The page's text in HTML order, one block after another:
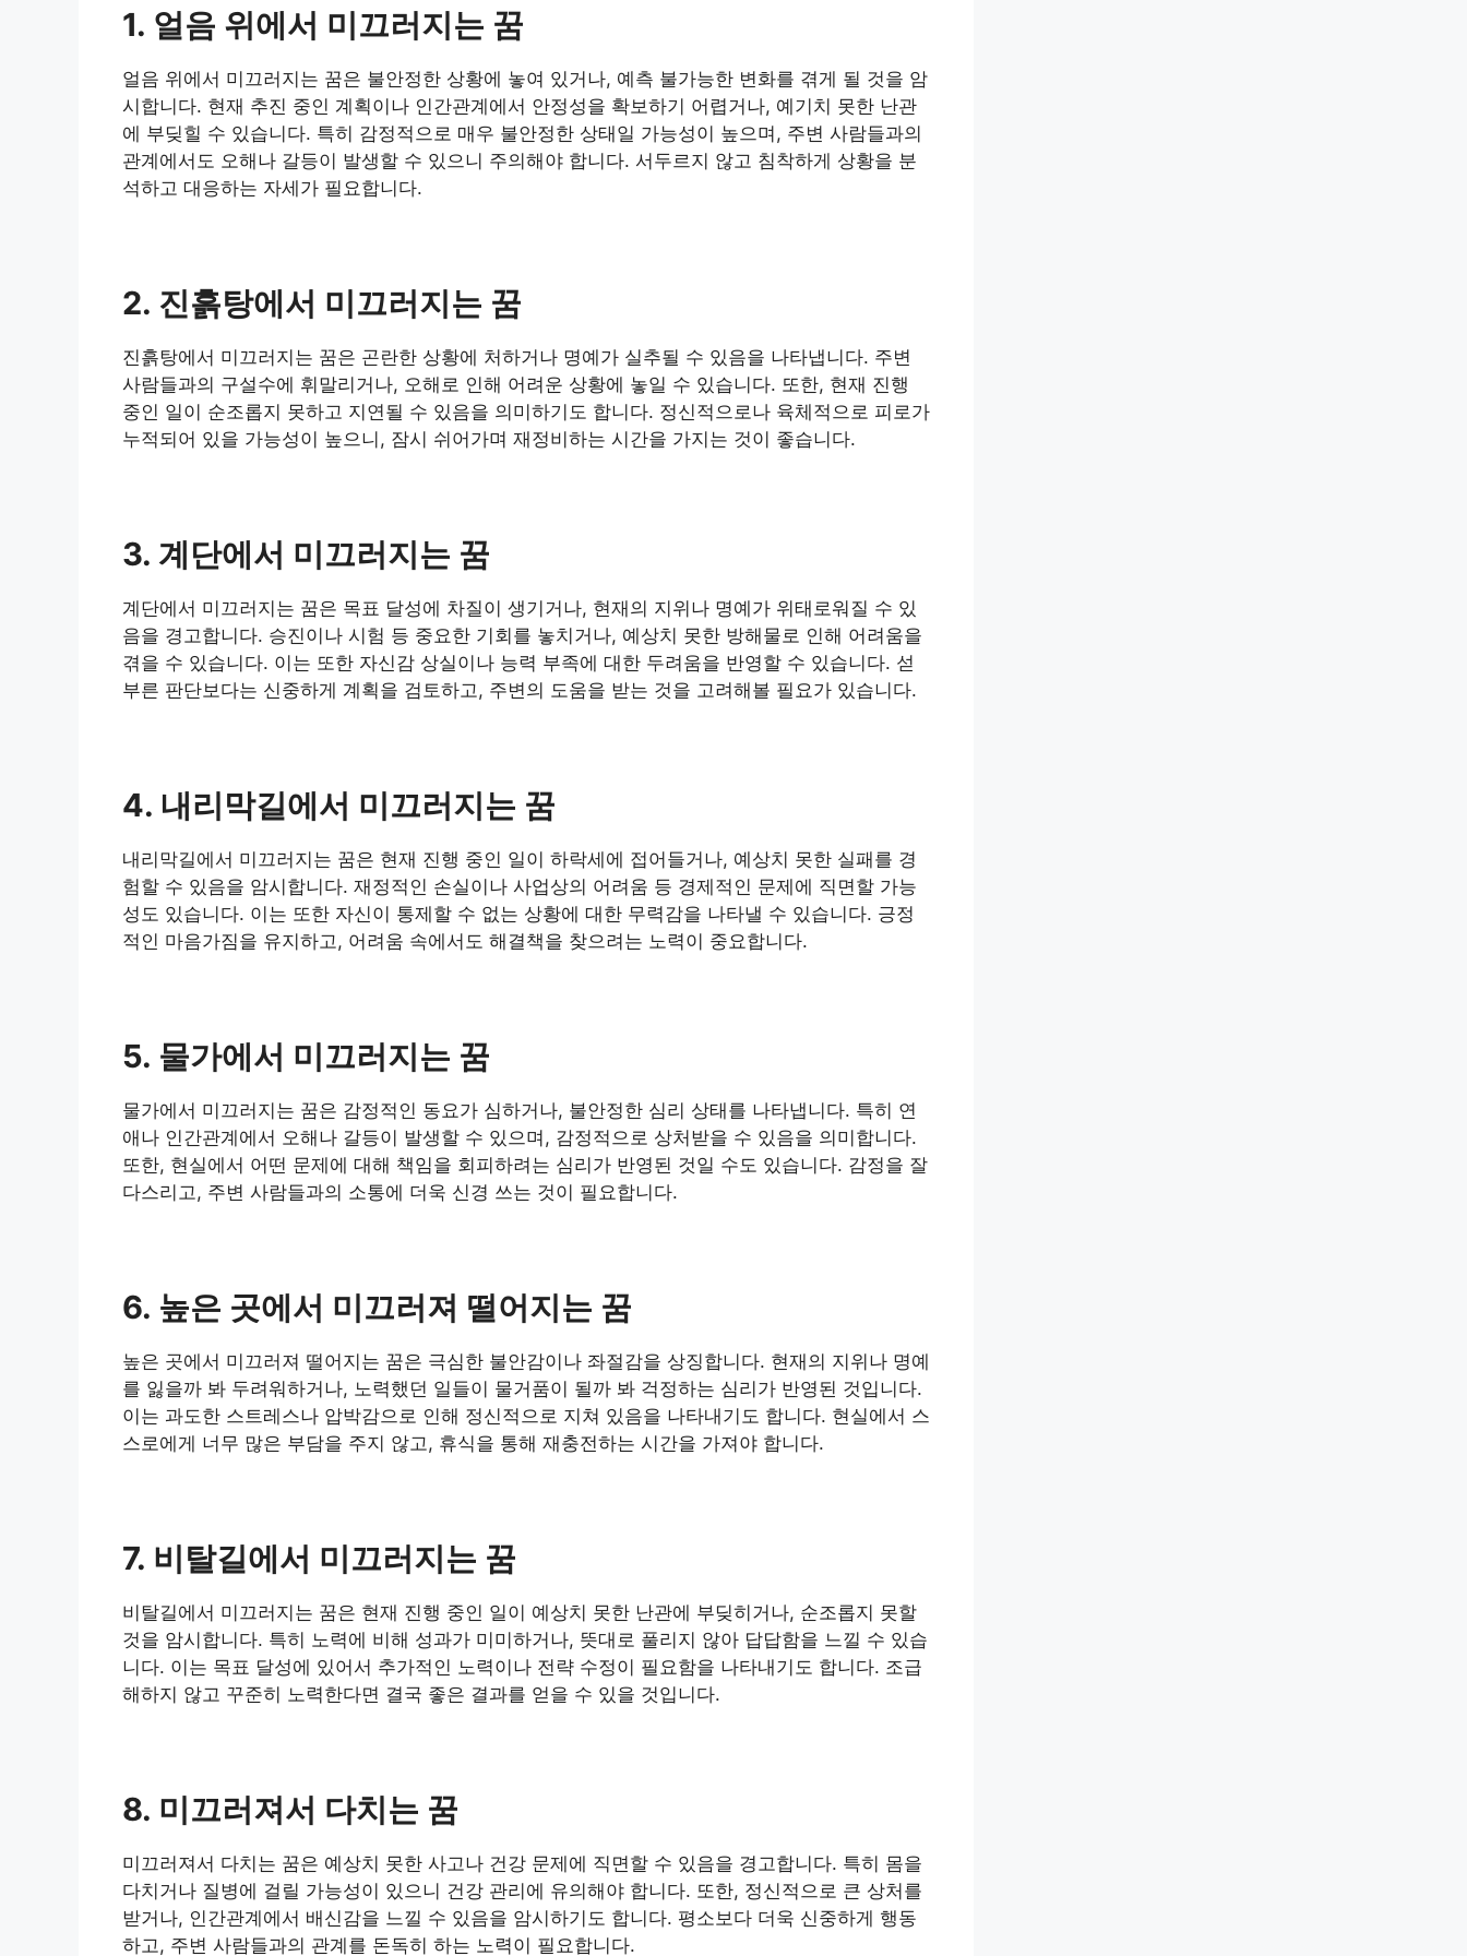
1. 얼음 위에서 미끄러지는 꿈
얼음 위에서 미끄러지는 꿈은 불안정한 상황에 놓여 있거나, 예측 불가능한 변화를 겪게 될 것을 암
시합니다. 현재 추진 중인 계획이나 인간관계에서 안정성을 확보하기 어렵거나, 예기치 못한 난관
에 부딪힐 수 있습니다. 특히 감정적으로 매우 불안정한 상태일 가능성이 높으며, 주변 사람들과의
관계에서도 오해나 갈등이 발생할 수 있으니 주의해야 합니다. 서두르지 않고 침착하게 상황을 분
석하고 대응하는 자세가 필요합니다.
2. 진흙탕에서 미끄러지는 꿈
진흙탕에서 미끄러지는 꿈은 곤란한 상황에 처하거나 명예가 실추될 수 있음을 나타냅니다. 주변
사람들과의 구설수에 휘말리거나, 오해로 인해 어려운 상황에 놓일 수 있습니다. 또한, 현재 진행
중인 일이 순조롭지 못하고 지연될 수 있음을 의미하기도 합니다. 정신적으로나 육체적으로 피로가
누적되어 있을 가능성이 높으니, 잠시 쉬어가며 재정비하는 시간을 가지는 것이 좋습니다.
3. 계단에서 미끄러지는 꿈
계단에서 미끄러지는 꿈은 목표 달성에 차질이 생기거나, 현재의 지위나 명예가 위태로워질 수 있
음을 경고합니다. 승진이나 시험 등 중요한 기회를 놓치거나, 예상치 못한 방해물로 인해 어려움을
겪을 수 있습니다. 이는 또한 자신감 상실이나 능력 부족에 대한 두려움을 반영할 수 있습니다. 섣
부른 판단보다는 신중하게 계획을 검토하고, 주변의 도움을 받는 것을 고려해볼 필요가 있습니다.
4. 내리막길에서 미끄러지는 꿈
내리막길에서 미끄러지는 꿈은 현재 진행 중인 일이 하락세에 접어들거나, 예상치 못한 실패를 경
험할 수 있음을 암시합니다. 재정적인 손실이나 사업상의 어려움 등 경제적인 문제에 직면할 가능
성도 있습니다. 이는 또한 자신이 통제할 수 없는 상황에 대한 무력감을 나타낼 수 있습니다. 긍정
적인 마음가짐을 유지하고, 어려움 속에서도 해결책을 찾으려는 노력이 중요합니다.
5. 물가에서 미끄러지는 꿈
물가에서 미끄러지는 꿈은 감정적인 동요가 심하거나, 불안정한 심리 상태를 나타냅니다. 특히 연
애나 인간관계에서 오해나 갈등이 발생할 수 있으며, 감정적으로 상처받을 수 있음을 의미합니다.
또한, 현실에서 어떤 문제에 대해 책임을 회피하려는 심리가 반영된 것일 수도 있습니다. 감정을 잘
다스리고, 주변 사람들과의 소통에 더욱 신경 쓰는 것이 필요합니다.
6. 높은 곳에서 미끄러져 떨어지는 꿈
높은 곳에서 미끄러져 떨어지는 꿈은 극심한 불안감이나 좌절감을 상징합니다. 현재의 지위나 명예
를 잃을까 봐 두려워하거나, 노력했던 일들이 물거품이 될까 봐 걱정하는 심리가 반영된 것입니다.
이는 과도한 스트레스나 압박감으로 인해 정신적으로 지쳐 있음을 나타내기도 합니다. 현실에서 스
스로에게 너무 많은 부담을 주지 않고, 휴식을 통해 재충전하는 시간을 가져야 합니다.
7. 비탈길에서 미끄러지는 꿈
비탈길에서 미끄러지는 꿈은 현재 진행 중인 일이 예상치 못한 난관에 부딪히거나, 순조롭지 못할
것을 암시합니다. 특히 노력에 비해 성과가 미미하거나, 뜻대로 풀리지 않아 답답함을 느낄 수 있습
니다. 이는 목표 달성에 있어서 추가적인 노력이나 전략 수정이 필요함을 나타내기도 합니다. 조급
해하지 않고 꾸준히 노력한다면 결국 좋은 결과를 얻을 수 있을 것입니다.
8. 미끄러져서 다치는 꿈
미끄러져서 다치는 꿈은 예상치 못한 사고나 건강 문제에 직면할 수 있음을 경고합니다. 특히 몸을
다치거나 질병에 걸릴 가능성이 있으니 건강 관리에 유의해야 합니다. 또한, 정신적으로 큰 상처를
받거나, 인간관계에서 배신감을 느낄 수 있음을 암시하기도 합니다. 평소보다 더욱 신중하게 행동
하고, 주변 사람들과의 관계를 돈독히 하는 노력이 필요합니다.